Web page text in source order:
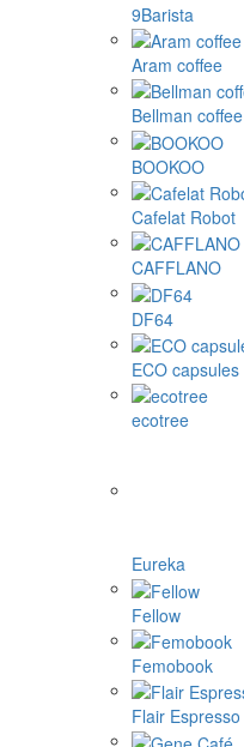
9Barista
Aram coffee
Bellman coffee
BOOKOO
Cafelat Robot
CAFFLANO
DF64
ECO capsules
ecotree
Eureka
Fellow
Femobook
Flair Espresso